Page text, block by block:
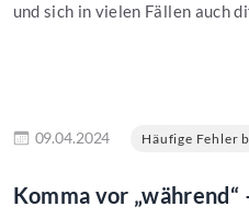
und sich in vielen Fällen auch
09.04.2024 Häufige Fehler
Komma vor